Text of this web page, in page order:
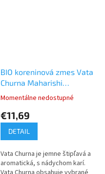
BIO koreninová zmes Vata
Churna Maharishi
Ayurveda 35g
Momentálne nedostupné
€11,69
DETAIL
Vata Churna je jemne štipľavá a
aromatická, s nádychom karí.